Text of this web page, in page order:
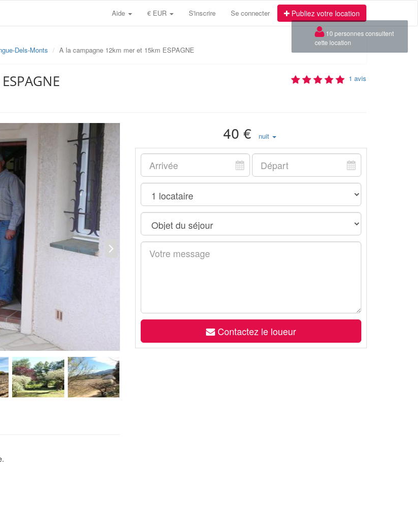
Aide € EUR S'inscrire Se connecter Publiez votre location
Dels-Monts A la campagne 12km mer et 15km ESPAGNE
1 avis
40 € nuit
Contactez le loueur
×
10 personnes consultent
cette location